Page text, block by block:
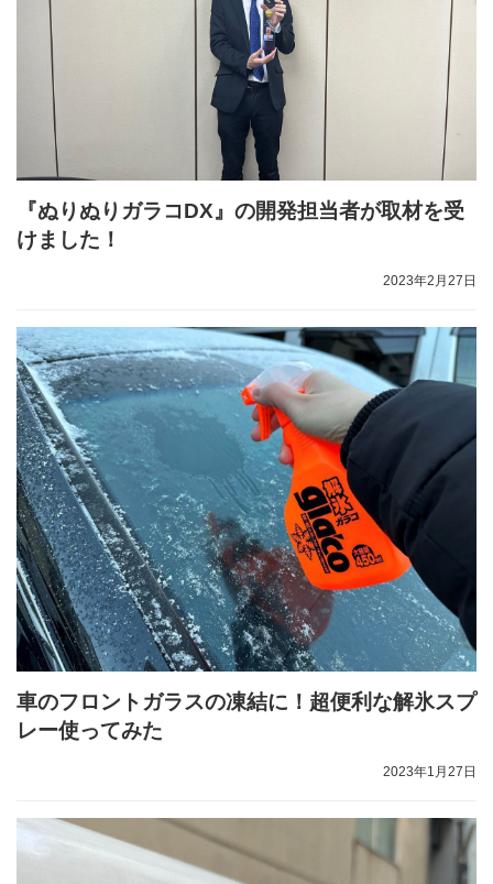
『ぬりぬりガラコDX』の開発担当者が取材を受
けました！
2023年2月27日
車のフロントガラスの凍結に！超便利な解氷スプ
レー使ってみた
2023年1月27日